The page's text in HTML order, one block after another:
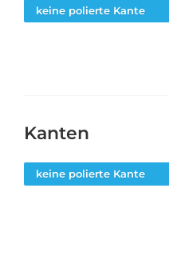
keine polierte Kante
Kanten
keine polierte Kante